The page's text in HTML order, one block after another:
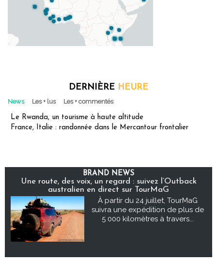
DERNIÈRE HEURE
News Les + lus Les + commentés
Le Rwanda, un tourisme à haute altitude
France, Italie : randonnée dans le Mercantour frontalier
BRAND NEWS
Une route, des voix, un regard : suivez l’Outback
australien en direct sur TourMaG
À partir du 24 juillet, TourMaG
suivra une expédition de plus de
5 000 kilomètres à travers...